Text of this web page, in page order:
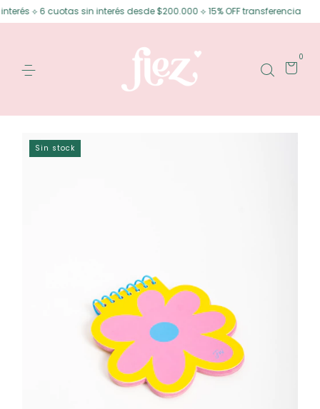
⟡ 6 cuotas sin interés desde $200.000 ⟡ 15% OFF transferencia
0
Sin stock